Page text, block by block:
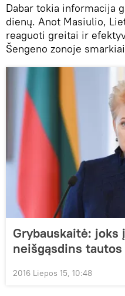
Dabar tokia informacija
dienų. Anot Masiulio,
reaguoti greitai ir
Šengeno zonoje
Grybauskaitė: joks
neišgąsdins tautos
2016 Liepos 15, 10:48